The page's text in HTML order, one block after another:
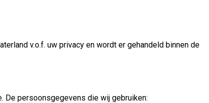
v.o.f. uw privacy en wordt er gehandeld binnen de
De persoonsgegevens die wij gebruiken: